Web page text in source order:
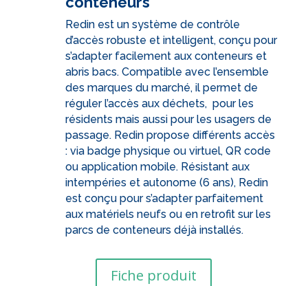
Redin est un système de contrôle
d’accès robuste et intelligent, conçu pour
s’adapter facilement aux conteneurs et
abris bacs. Compatible avec l’ensemble
des marques du marché, il permet de
réguler l’accès aux déchets, pour les
résidents mais aussi pour les usagers de
passage. Redin propose différents accès
: via badge physique ou virtuel, QR code
ou application mobile. Résistant aux
intempéries et autonome (6 ans), Redin
est conçu pour s’adapter parfaitement
aux matériels neufs ou en retrofit sur les
parcs de conteneurs déjà installés.
Fiche produit